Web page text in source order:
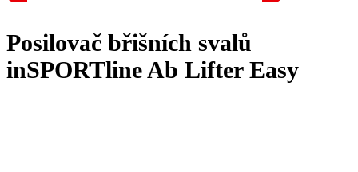
Posilovač břišních svalů
inSPORTline Ab Lifter Easy